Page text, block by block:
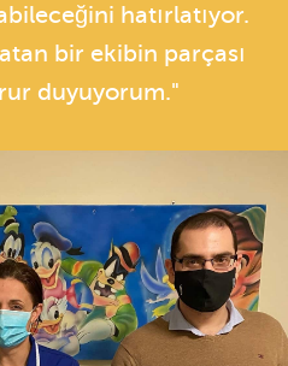
hatırlatıyor.
bir ekibin parçası
duyuyorum."